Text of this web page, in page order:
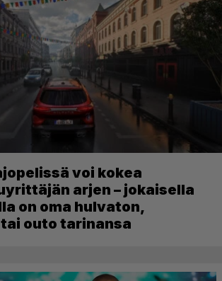
voi kokea
arjen – jokaisella
on oma hulvaton,
outo tarinansa